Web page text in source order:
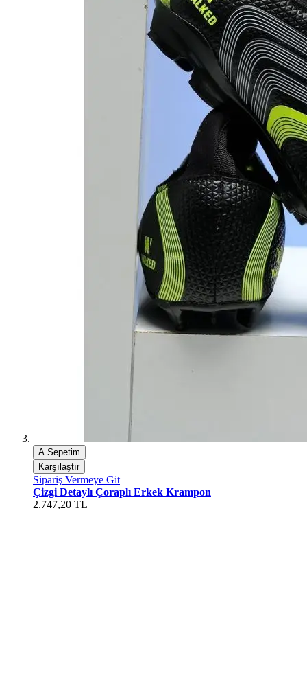
A.Sepetim
Karşılaştır
Sipariş Vermeye Git
Çizgi Detaylı Çoraplı Erkek Krampon
2.747,20 TL